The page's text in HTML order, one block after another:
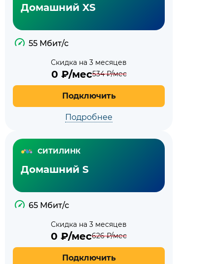
Домашний XS
55 Мбит/с
Скидка на 3 месяцев
0 ₽/мес534₽/мес
Подключить
Подробнее
СИТИЛИНК
Домашний S
65 Мбит/с
Скидка на 3 месяцев
0 ₽/мес626₽/мес
Подключить